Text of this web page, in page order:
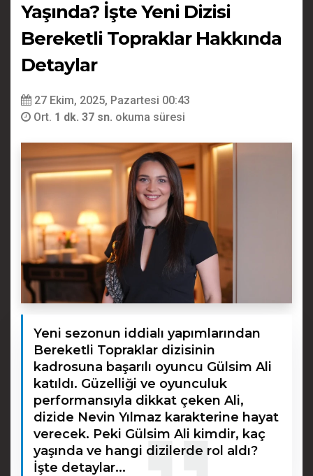
Yaşında? İşte Yeni Dizisi
Bereketli Topraklar Hakkında
Detaylar
27 Ekim, 2025, Pazartesi 00:43
Ort. 1 dk. 37 sn. okuma süresi
Yeni sezonun iddialı yapımlarından
Bereketli Topraklar dizisinin
kadrosuna başarılı oyuncu Gülsim Ali
katıldı. Güzelliği ve oyunculuk
performansıyla dikkat çeken Ali,
dizide Nevin Yılmaz karakterine hayat
verecek. Peki Gülsim Ali kimdir, kaç
yaşında ve hangi dizilerde rol aldı?
İşte detaylar...